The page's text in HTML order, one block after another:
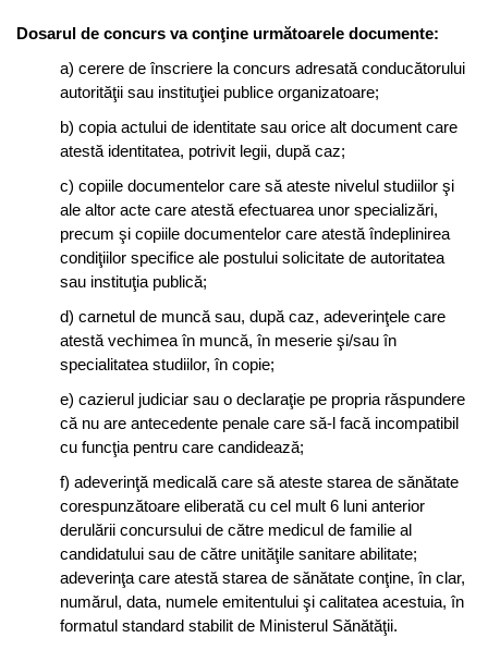
Dosarul de concurs va conţine următoarele documente:
a) cerere de înscriere la concurs adresată conducătorului
autorităţii sau instituţiei publice organizatoare;
b) copia actului de identitate sau orice alt document care
atestă identitatea, potrivit legii, după caz;
c) copiile documentelor care să ateste nivelul studiilor şi
ale altor acte care atestă efectuarea unor specializări,
precum şi copiile documentelor care atestă îndeplinirea
condiţiilor specifice ale postului solicitate de autoritatea
sau instituţia publică;
d) carnetul de muncă sau, după caz, adeverinţele care
atestă vechimea în muncă, în meserie şi/sau în
specialitatea studiilor, în copie;
e) cazierul judiciar sau o declaraţie pe propria răspundere
că nu are antecedente penale care să-l facă incompatibil
cu funcţia pentru care candidează;
f) adeverinţă medicală care să ateste starea de sănătate
corespunzătoare eliberată cu cel mult 6 luni anterior
derulării concursului de către medicul de familie al
candidatului sau de către unităţile sanitare abilitate;
adeverinţa care atestă starea de sănătate conţine, în clar,
numărul, data, numele emitentului şi calitatea acestuia, în
formatul standard stabilit de Ministerul Sănătăţii.